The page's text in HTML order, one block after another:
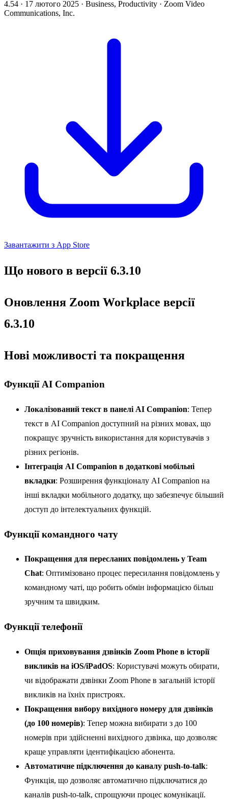
4.54 · 17 лютого 2025 · Business, Productivity · Zoom Video
Communications, Inc.
Завантажити з App Store
Що нового в версії 6.3.10
Оновлення Zoom Workplace версії
6.3.10
Нові можливості та покращення
Функції AI Companion
Локалізований текст в панелі AI Companion: Тепер
текст в AI Companion доступний на різних мовах, що
покращує зручність використання для користувачів з
різних регіонів.
Інтеграція AI Companion в додаткові мобільні
вкладки: Розширення функціоналу AI Companion на
інші вкладки мобільного додатку, що забезпечує більший
доступ до інтелектуальних функцій.
Функції командного чату
Покращення для пересланих повідомлень у Team
Chat: Оптимізовано процес пересилання повідомлень у
командному чаті, що робить обмін інформацією більш
зручним та швидким.
Функції телефонії
Опція приховування дзвінків Zoom Phone в історії
викликів на iOS/iPadOS: Користувачі можуть обирати,
чи відображати дзвінки Zoom Phone в загальній історії
викликів на їхніх пристроях.
Покращення вибору вихідного номеру для дзвінків
(до 100 номерів): Тепер можна вибирати з до 100
номерів при здійсненні вихідного дзвінка, що дозволяє
краще управляти ідентифікацією абонента.
Автоматичне підключення до каналу push-to-talk:
Функція, що дозволяє автоматично підключатися до
каналів push-to-talk, спрощуючи процес комунікації.